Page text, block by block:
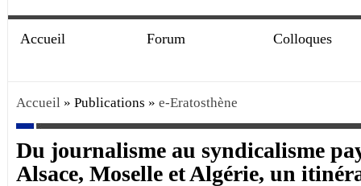
Accueil Forum Colloques
Accueil » Publications » e-Eratosthène
Du journalisme au syndicalisme
Alsace, Moselle et Algérie, un